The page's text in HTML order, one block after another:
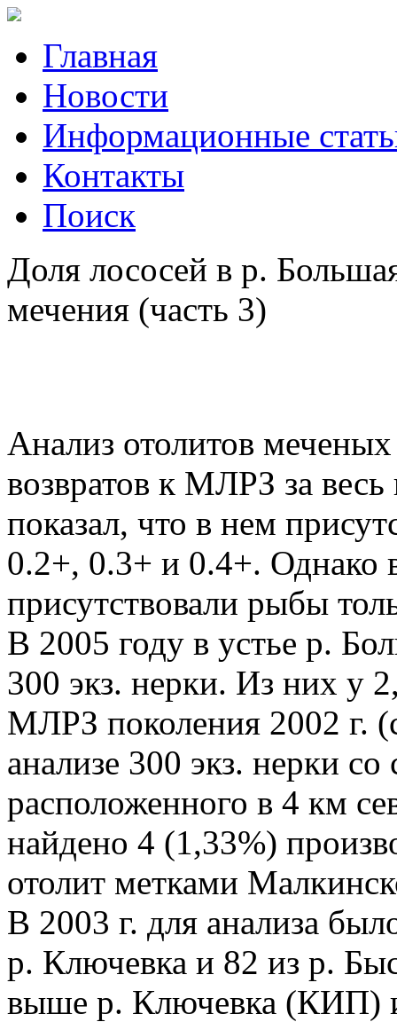
Главная
Новости
Информационные
Контакты
Поиск
Доля лососей в р.
мечения (часть 3)
Анализ отолитов
возвратов к МЛРЗ за
показал, что в нем
0.2+, 0.3+ и 0.4+. Однако
присутствовали рыбы
В 2005 году в устье р.
300 экз. нерки. Из них у
МЛРЗ поколения 2002 г.
анализе 300 экз. нерки
расположенного в 4 км
найдено 4 (1,33%)
отолит метками
В 2003 г. для анализа
р. Ключевка и 82 из р.
выше р. Ключевка (КИП)